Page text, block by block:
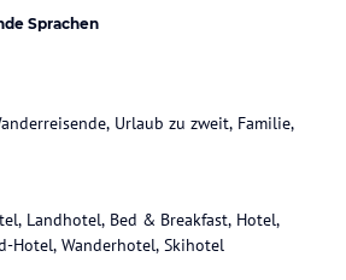
Sprachen
Urlaub zu zweit, Familie,
Landhotel, Bed & Breakfast, Hotel,
Hotel, Wanderhotel, Skihotel